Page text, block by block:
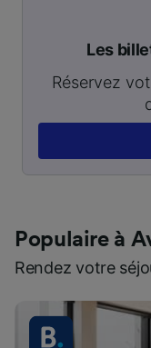
Les
Réservez
Populaire à
Rendez votre